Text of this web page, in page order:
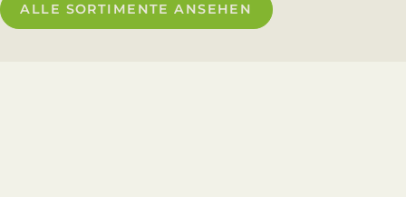
ALLE SORTIMENTE ANSEHEN